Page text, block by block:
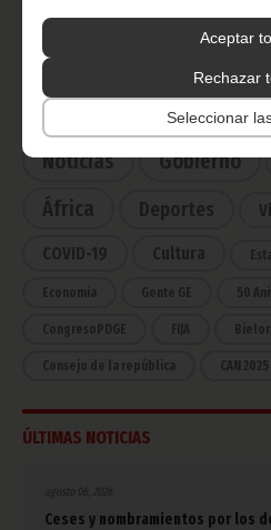
Aceptar
Rechazar
Seleccionar
Haz click aquí para
Noticias Gobierno
África
Deportes
COVID-19 Cultura
Economía Gente GE 50
CongresoPDGE FIJA
Consejo de la república CAN 2025
ÚLTIMAS NOTICIAS
agosto 06, 2026
Ceses y nombramientos por los